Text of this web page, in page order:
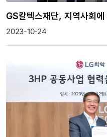
GS칼텍스재단, 지역사회
2023-10-24